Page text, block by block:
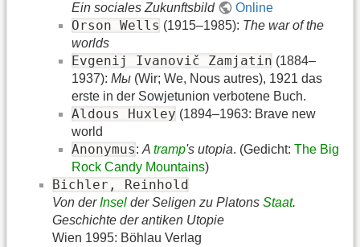
Ein sociales Zukunftsbild
Online
Orson Wells (1915–1985): The war of the
worlds
Evgenij Ivanovič Zamjatin (1884–
1937): Мы (Wir; We, Nous autres), 1921 das
erste in der Sowjetunion verbotene Buch.
Aldous Huxley (1894–1963: Brave new
world
Anonymus: A tramp's utopia. (Gedicht: The Big
Rock Candy Mountains)
Bichler, Reinhold
Von derInsel der Seligen zu Platons Staat.
Geschichte der antiken Utopie
Wien 1995: Böhlau Verlag